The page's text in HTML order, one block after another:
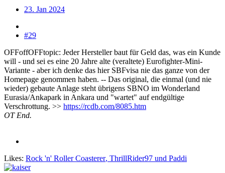
23. Jan 2024
#29
OFFoffOFFtopic: Jeder Hersteller baut für Geld das, was ein Kunde
will - und sei es eine 20 Jahre alte (veraltete) Eurofighter-Mini-
Variante - aber ich denke das hier SBFvisa nie das ganze von der
Homepage genommen haben. -- Das original, die einmal (und nie
wieder) gebaute Anlage steht übrigens SBNO im Wonderland
Eurasia/Ankapark in Ankara und "wartet" auf endgültige
Verschrottung. >> https://rcdb.com/8085.htm
OT End.
Likes: Rock 'n' Roller Coasterer, ThrillRider97 und Paddi